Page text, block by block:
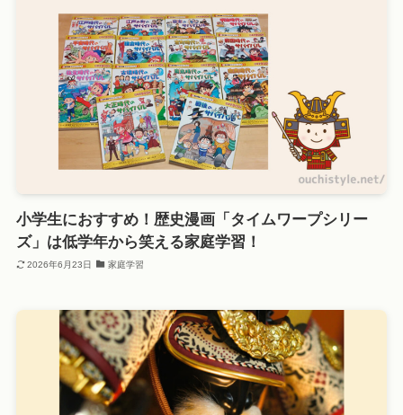
小学生におすすめ！歴史漫画「タイムワープシリー
ズ」は低学年から笑える家庭学習！
2026年6月23日 家庭学習